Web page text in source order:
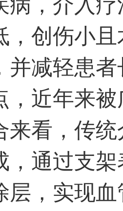
，创伤小
并减轻患
，近年来
来看，传
，通过支
层，实现